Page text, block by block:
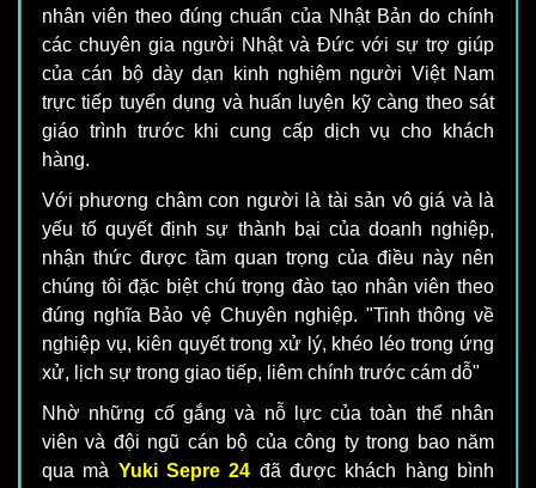
nhân viên theo đúng chuẩn của Nhật Bản do chính
các chuyên gia người Nhật và Đức với sự trợ giúp
của cán bộ dày dạn kinh nghiệm người Việt Nam
trực tiếp tuyển dụng và huấn luyện kỹ càng theo sát
giáo trình trước khi cung cấp dịch vụ cho khách
hàng.
Với phương châm con người là tài sản vô giá và là
yếu tố quyết định sự thành bại của doanh nghiệp,
nhận thức được tầm quan trọng của điều này nên
chúng tôi đặc biệt chú trọng đào tạo nhân viên theo
đúng nghĩa Bảo vệ Chuyên nghiệp. "Tinh thông về
nghiệp vụ, kiên quyết trong xử lý, khéo léo trong ứng
xử, lịch sự trong giao tiếp, liêm chính trước cám dỗ"
Nhờ những cố gắng và nỗ lực của toàn thể nhân
viên và đội ngũ cán bộ của công ty trong bao năm
qua mà Yuki Sepre 24 đã được khách hàng bình